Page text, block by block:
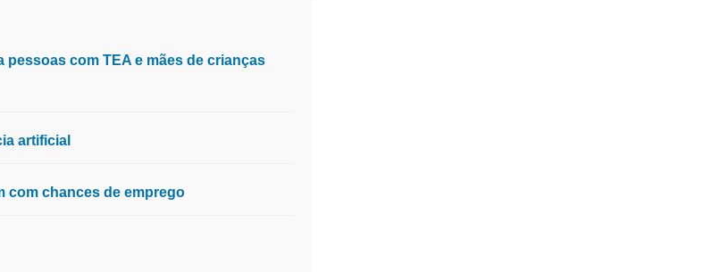
pessoas com TEA e mães de crianças
artificial
com chances de emprego